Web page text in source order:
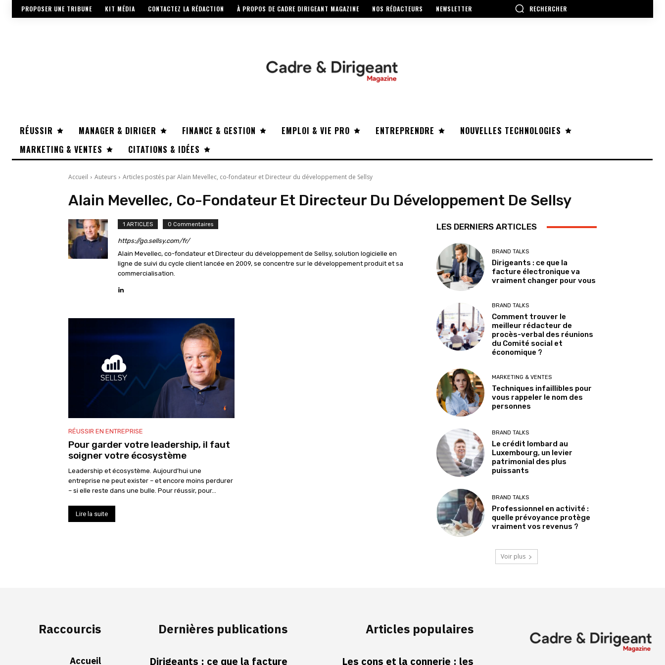
PROPOSER UNE TRIBUNE KIT MÉDIA CONTACTEZ LA RÉDACTION À PROPOS DE CADRE DIRIGEANT MAGAZINE NOS RÉDACTEURS NEWSLETTER RECHERCHER
RÉUSSIR MANAGER & DIRIGER FINANCE & GESTION EMPLOI & VIE PRO ENTREPRENDRE
NOUVELLES TECHNOLOGIES
MARKETING & VENTES
CITATIONS & IDÉES
Accueil Auteurs Articles postés par Alain Mevellec, co-fondateur et Directeur du développement de Sellsy
Alain Mevellec, Co-Fondateur Et Directeur Du Développement De Sellsy
1 ARTICLES 0 Commentaires
https://go.sellsy.com/fr/
Alain Mevellec, co-fondateur et Directeur du développement de Sellsy, solution logicielle en
ligne de suivi du cycle client lancée en 2009, se concentre sur le développement produit et sa
commercialisation.
RÉUSSIR EN ENTREPRISE
Pour garder votre leadership, il faut
soigner votre écosystème
Leadership et écosystème. Aujourd’hui une
entreprise ne peut exister – et encore moins perdurer
– si elle reste dans une bulle. Pour réussir, pour...
Lire la suite
LES DERNIERS ARTICLES
BRAND TALKS
Dirigeants : ce que la
facture électronique va
vraiment changer pour vous
BRAND TALKS
Comment trouver le
meilleur rédacteur de
procès-verbal des réunions
du Comité social et
économique ?
MARKETING & VENTES
Techniques infaillibles pour
vous rappeler le nom des
personnes
BRAND TALKS
Le crédit lombard au
Luxembourg, un levier
patrimonial des plus
puissants
BRAND TALKS
Professionnel en activité :
quelle prévoyance protège
vraiment vos revenus ?
Voir plus
Raccourcis
Accueil
Dernières publications
Dirigeants : ce que la facture
Articles populaires
Les cons et la connerie : les